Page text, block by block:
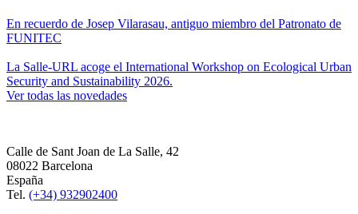
En recuerdo de Josep Vilarasau, antiguo miembro del Patronato de
FUNITEC
La Salle-URL acoge el International Workshop on Ecological Urban
Security and Sustainability 2026.
Ver todas las novedades
Calle de Sant Joan de La Salle, 42
08022 Barcelona
España
Tel. (+34) 932902400